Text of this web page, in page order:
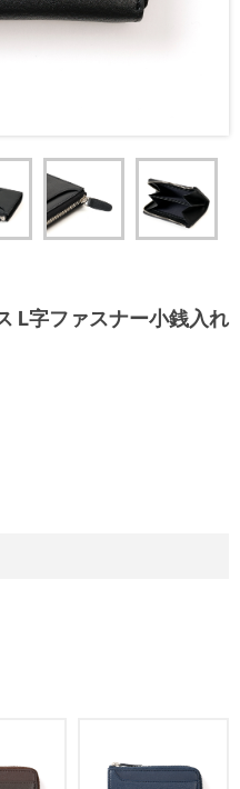
L字ファスナー小銭入れ